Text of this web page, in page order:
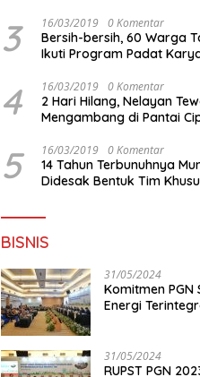
3 16/03/2019 0 Komentar
Bersih-bersih, 60 Warga
Ikuti Program Padat
4 16/03/2019 0 Komentar
2 Hari Hilang, Nelayan
Mengambang di Pantai
5 16/03/2019 0 Komentar
14 Tahun Terbunuhnya
Didesak Bentuk Tim
BISNIS
31/05/2024
Komitmen PGN
Energi
31/05/2024
RUPST PGN